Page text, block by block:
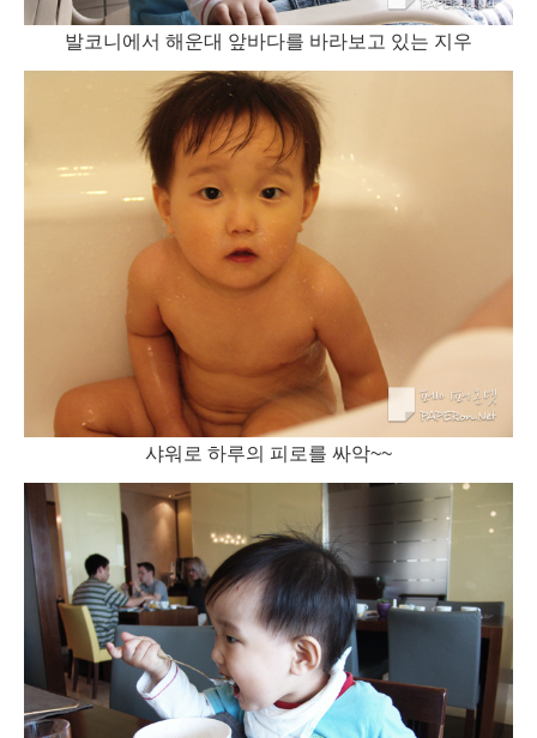
발코니에서 해운대 앞바다를 바라보고 있는 지우
샤워로 하루의 피로를 싸악~~